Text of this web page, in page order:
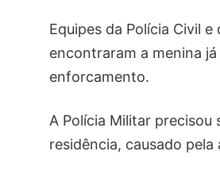
Equipes da Polícia Civil
encontraram a menina
enforcamento.
A Polícia Militar
residência, causado